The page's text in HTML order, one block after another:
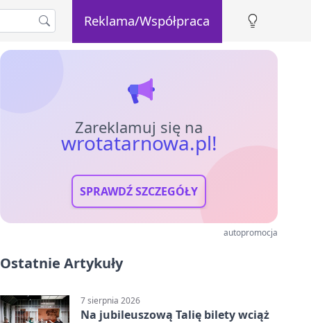
Reklama/Współpraca
Zareklamuj się na
wrotatarnowa.pl!
SPRAWDŹ SZCZEGÓŁY
autopromocja
Ostatnie Artykuły
7 sierpnia 2026
Na jubileuszową Talię bilety wciąż